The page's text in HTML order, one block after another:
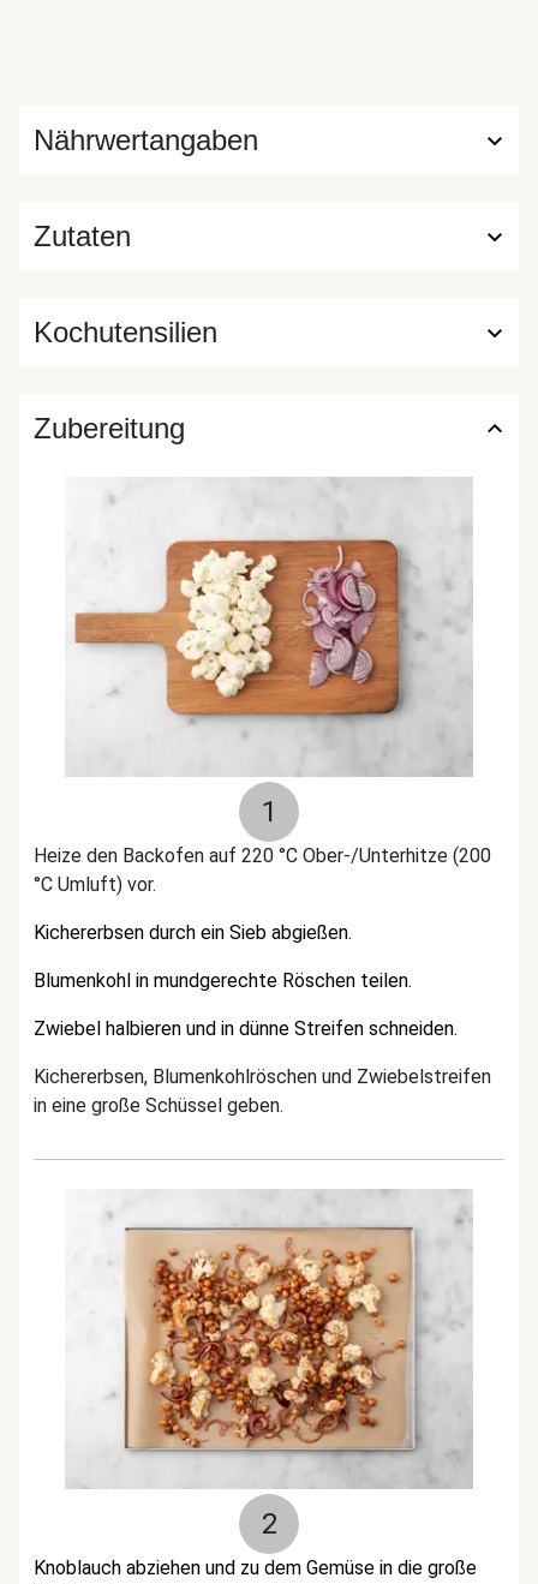
Zutaten
Nährwertangaben
Kochutensilien
Zubereitung
1
Heize den Backofen auf 220 °C Ober-/Unterhitze (200
°C Umluft) vor.
Kichererbsen durch ein Sieb abgießen.
Blumenkohl in mundgerechte Röschen teilen.
Zwiebel halbieren und in dünne Streifen schneiden.
Kichererbsen, Blumenkohlröschen und Zwiebelstreifen
in eine große Schüssel geben.
2
Knoblauch abziehen und zu dem Gemüse in die große